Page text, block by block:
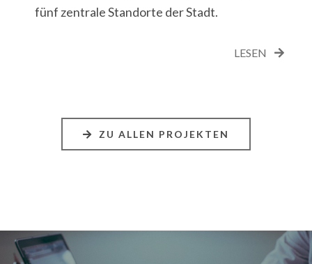
fünf zentrale Standorte der Stadt.
LESEN
ZU ALLEN PROJEKTEN